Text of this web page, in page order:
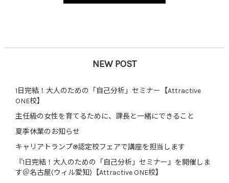
NEW POST
1日完結！大人のための「自己分析」セミナー【Attractive
ONE校】
主任級の女性を育てるために、課長と一緒にできること
夏季休業のお知らせ
キャリアトランプ®認定校フェアで講座を担当します
『1日完結！大人のための「自己分析」セミナー』を開催しま
す＠名古屋(ウィル愛知)【Attractive ONE校】